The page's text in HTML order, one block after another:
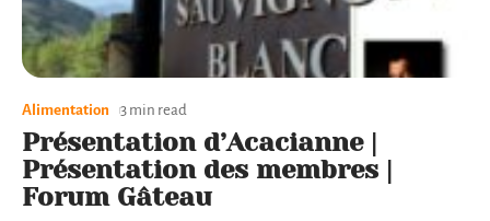
Alimentation 3 min read
Présentation d’Acacianne |
Présentation des membres |
Forum Gâteau